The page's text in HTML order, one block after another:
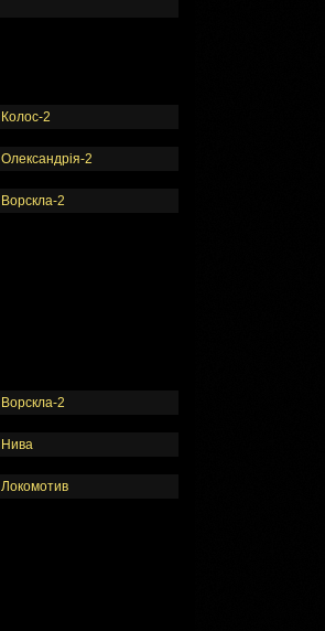
Колос-2
Олександрія-2
Ворскла-2
Ворскла-2
Нива
Локомотив